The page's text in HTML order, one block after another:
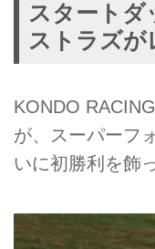
スタートダ
ストラズが
KONDO
が、スーパーフ
いに初勝利を飾